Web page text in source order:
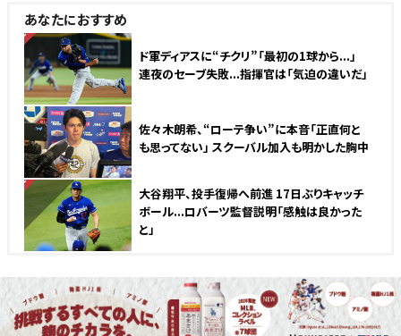
あなたにおすすめ
NEW
ド軍ディアスに“チクリ”「最初の1球から...」
連夜のセーブ失敗...指揮官は「気迫の違いだ」
佐々木朗希、“ローテ争い”に本音「正直何と
も思ってない」 スクーバル加入も明かした胸中
NEW
大谷翔平、投手復帰へ前進 17日ぶりキャッチ
ボール...ロバーツ監督説明「感触は良かった
と」